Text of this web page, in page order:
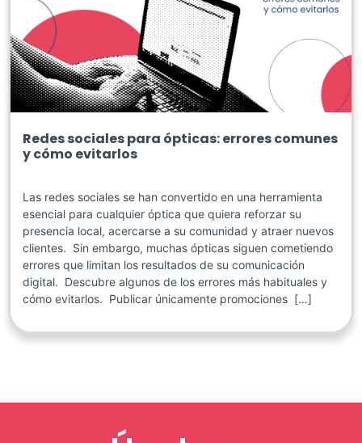
Redes sociales para ópticas: errores comunes
y cómo evitarlos
Las redes sociales se han convertido en una herramienta
esencial para cualquier óptica que quiera reforzar su
presencia local, acercarse a su comunidad y atraer nuevos
clientes. Sin embargo, muchas ópticas siguen cometiendo
errores que limitan los resultados de su comunicación
digital. Descubre algunos de los errores más habituales y
cómo evitarlos. Publicar únicamente promociones […]